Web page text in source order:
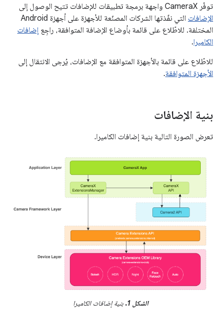
توفّر CameraX واجهة برمجة تطبيقات للإضافات تتيح الوصول إلى
الإضافات
التي نفّذتها الشركات المصنّعة للأجهزة على أجهزة Android
المختلفة. للاطّلاع على قائمة بأوضاع الإضافة المتوافقة، راجِع إضافات
الكاميرا.
للاطّلاع على قائمة بالأجهزة المتوافقة مع الإضافات، يُرجى الانتقال إلى
الأجهزة المتوافقة.
بنية الإضافات
تعرض الصورة التالية بنية إضافات الكاميرا.
الشكل 1. بنية إضافات الكاميرا